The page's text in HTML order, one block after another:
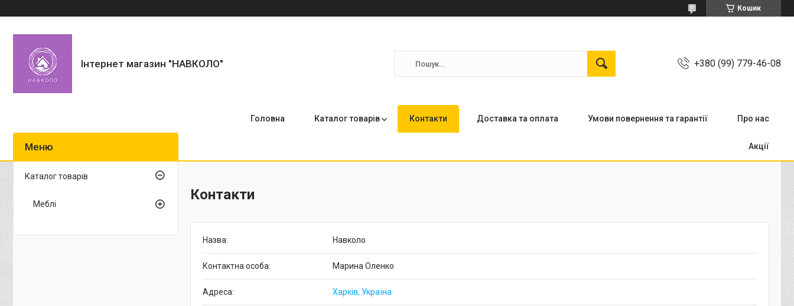
Кошик
Інтернет магазин "НАВКОЛО" +380 (99) 779-46-08
Головна Каталог товарів Контакти Доставка та оплата Умови повернення та гарантії Про нас
Акції
Контакти
Навколо
Марина Оленко
Харків, Україна
Каталог товарів
Меблі